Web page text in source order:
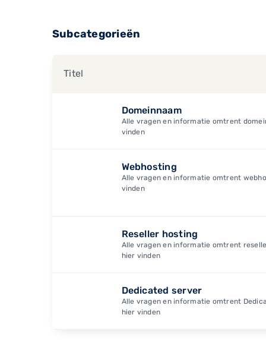
Subcategorieën
Titel
Domeinnaam
Alle vragen en informatie omtrent
vinden
Webhosting
Alle vragen en informatie omtrent
vinden
Reseller hosting
Alle vragen en informatie omtrent
hier vinden
Dedicated server
Alle vragen en informatie omtrent
hier vinden